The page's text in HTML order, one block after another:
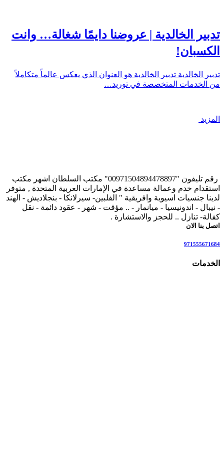
تدبير الخالدية | عروضنا دايمًا شغالة… وانت
الكسبان!
تدبير الخالدية تدبير الخالدية هو العنوان الذي يعكس عالماً متكاملاً
من الخدمات المتخصصة في توريد…
المزيد
رقم تليفون "00971504894478897" مكتب السلطان اشهر مكتب
استقدام خدم وعمالة مساعدة في الإمارات العربية المتحدة , متوفر
لدينا جنسيات اسيوية وافريقية " الفلبين- سيرلانكا - بنجلاديش - الهند
- نيبال - اندونيسيا - ميانمار - .. مؤقت - شهر - عقود دائمة - نقل
كفالة- تنازل .. للحجز والاستشارة .
اتصل بنا الان
971555671684
الخدمات